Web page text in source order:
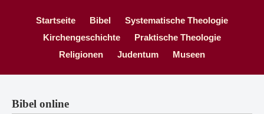
Startseite Bibel
Systematische Theologie
Kirchengeschichte
Praktische Theologie
Religionen
Judentum Museen
Bibel online